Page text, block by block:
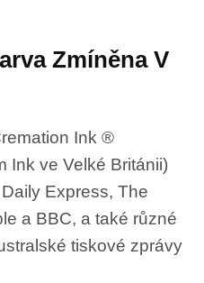
Zmíněna V
Ink ®
Ink ve Velké Británii)
Express, The
a BBC, a také různé
tiskové zprávy